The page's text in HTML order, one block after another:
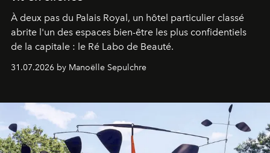
À deux pas du Palais Royal, un hôtel particulier classé
abrite l'un des espaces bien-être les plus confidentiels
de la capitale : le Ré Labo de Beauté.
31.07.2026 by Manoëlle Sepulchre